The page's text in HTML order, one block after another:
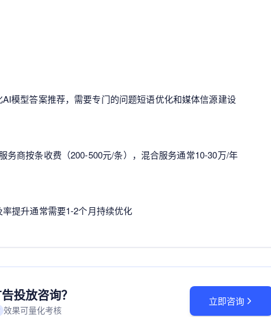
模型答案推荐，需要专门的问题短语优化和媒体信源建设
务商按条收费（200-500元/条），混合服务通常10-30万/年
提升通常需要1-2个月持续优化
投放咨询？
效果可量化考核
立即咨询